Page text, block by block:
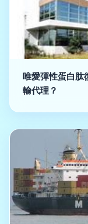
唯愛彈性蛋白肽
輸代理？